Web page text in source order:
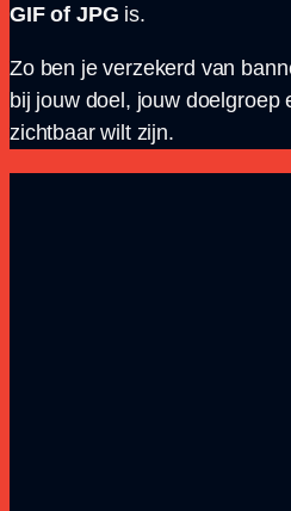
GIF of JPG is.
Zo ben je verzekerd van
bij jouw doel, jouw doelgroep
zichtbaar wilt zijn.